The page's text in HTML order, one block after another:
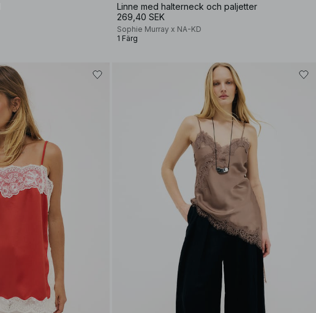
Linne med halterneck och paljetter
269,40 SEK
Sophie Murray x NA-KD
1 Färg